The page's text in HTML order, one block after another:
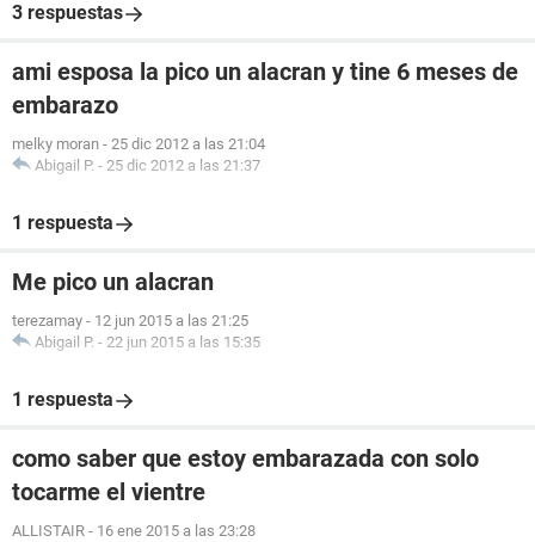
3 respuestas
ami esposa la pico un alacran y tine 6 meses de
embarazo
melky moran - 25 dic 2012 a las 21:04
Abigail P. - 25 dic 2012 a las 21:37
1 respuesta
Me pico un alacran
terezamay - 12 jun 2015 a las 21:25
Abigail P. - 22 jun 2015 a las 15:35
1 respuesta
como saber que estoy embarazada con solo
tocarme el vientre
ALLISTAIR - 16 ene 2015 a las 23:28